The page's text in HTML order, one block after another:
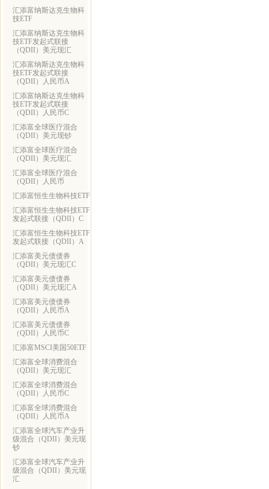
汇添富纳斯达克生物科
技ETF
汇添富纳斯达克生物科
技ETF发起式联接
（QDII）美元现汇
汇添富纳斯达克生物科
技ETF发起式联接
（QDII）人民币A
汇添富纳斯达克生物科
技ETF发起式联接
（QDII）人民币C
汇添富全球医疗混合
（QDII）美元现钞
汇添富全球医疗混合
（QDII）美元现汇
汇添富全球医疗混合
（QDII）人民币
汇添富恒生生物科技ETF
汇添富恒生生物科技ETF
发起式联接（QDII）C
汇添富恒生生物科技ETF
发起式联接（QDII）A
汇添富美元债债券
（QDII）美元现汇C
汇添富美元债债券
（QDII）美元现汇A
汇添富美元债债券
（QDII）人民币A
汇添富美元债债券
（QDII）人民币C
汇添富MSCI美国50ETF
汇添富全球消费混合
（QDII）美元现汇
汇添富全球消费混合
（QDII）人民币C
汇添富全球消费混合
（QDII）人民币A
汇添富全球汽车产业升
级混合（QDII）美元现
钞
汇添富全球汽车产业升
级混合（QDII）美元现
汇